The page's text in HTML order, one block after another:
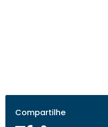
Compartilhe